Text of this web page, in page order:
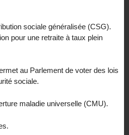
sociale généralisée (CSG).
pour une retraite à taux plein
au Parlement de voter des lois
sociale.
maladie universelle (CMU).